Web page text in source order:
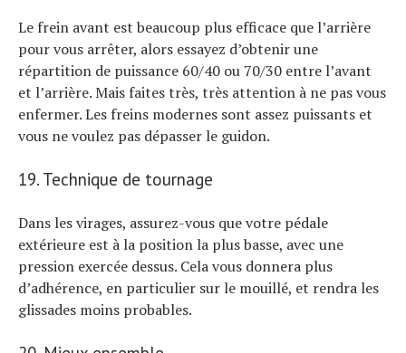
Le frein avant est beaucoup plus efficace que l’arrière
pour vous arrêter, alors essayez d’obtenir une
répartition de puissance 60/40 ou 70/30 entre l’avant
et l’arrière. Mais faites très, très attention à ne pas vous
enfermer. Les freins modernes sont assez puissants et
vous ne voulez pas dépasser le guidon.
19. Technique de tournage
Dans les virages, assurez-vous que votre pédale
extérieure est à la position la plus basse, avec une
pression exercée dessus. Cela vous donnera plus
d’adhérence, en particulier sur le mouillé, et rendra les
glissades moins probables.